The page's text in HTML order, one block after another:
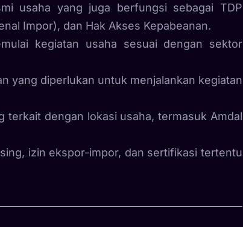
usaha yang juga berfungsi sebagai TDP
Impor), dan Hak Akses Kepabeanan.
kegiatan usaha sesuai dengan sektor
yang diperlukan untuk menjalankan kegiatan
terkait dengan lokasi usaha, termasuk Amdal
izin ekspor-impor, dan sertifikasi tertentu